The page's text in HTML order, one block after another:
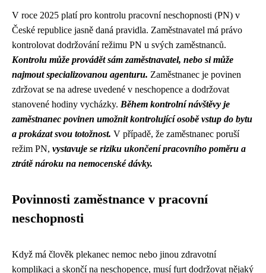
V roce 2025 platí pro kontrolu pracovní neschopnosti (PN) v
České republice jasně daná pravidla. Zaměstnavatel má právo
kontrolovat dodržování režimu PN u svých zaměstnanců.
Kontrolu může provádět sám zaměstnavatel, nebo si může
najmout specializovanou agenturu. Zaměstnanec je povinen
zdržovat se na adrese uvedené v neschopence a dodržovat
stanovené hodiny vycházky. Během kontrolní návštěvy je
zaměstnanec povinen umožnit kontrolující osobě vstup do bytu
a prokázat svou totožnost. V případě, že zaměstnanec poruší
režim PN, vystavuje se riziku ukončení pracovního poměru a
ztrátě nároku na nemocenské dávky.
Povinnosti zaměstnance v pracovní
neschopnosti
Když má člověk plekanec nemoc nebo jinou zdravotní
komplikaci a skončí na neschopence, musí furt dodržovat nějaký